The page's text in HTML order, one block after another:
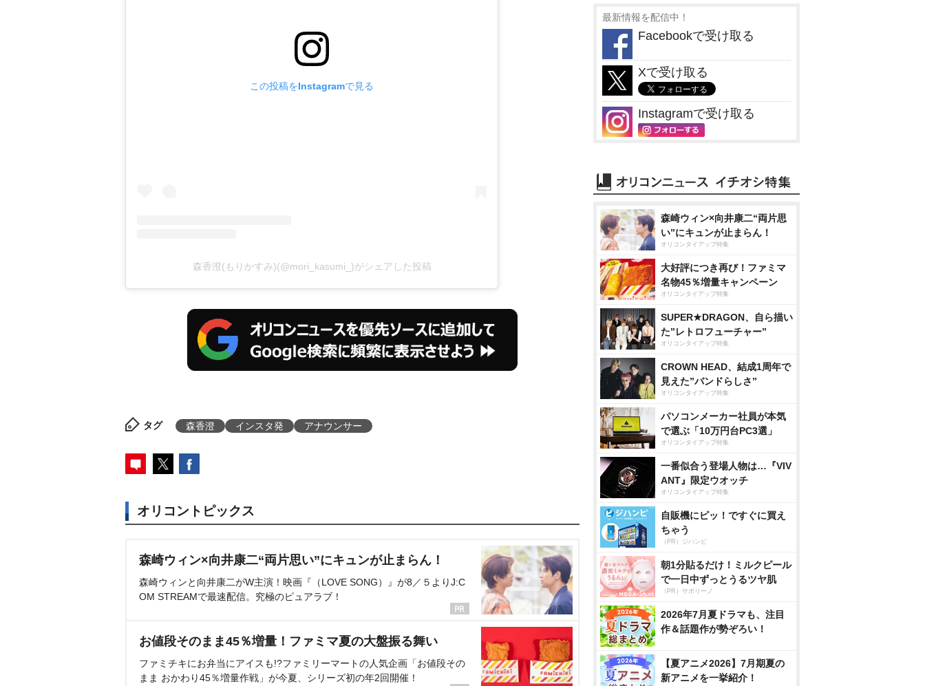
この投稿をInstagramで見る
森香澄(もりかすみ)(@mori_kasumi_)がシェアした投稿
タグ 森香澄 インスタ発 アナウンサー
オリコントピックス
森崎ウィン×向井康二“両片思い”にキュンが止まらん！
森崎ウィンと向井康二がW主演！映画『（LOVE SONG）』が8／５よりJ:C
OM STREAMで最速配信。究極のピュアラブ！
お値段そのまま45％増量！ファミマ夏の大盤振る舞い
ファミチキにお弁当にアイスも!?ファミリーマートの人気企画「お値段その
まま おかわり45％増量作戦」が今夏、シリーズ初の年2回開催！
最新情報を配信中！
Facebookで受け取る
Xで受け取る
Instagramで受け取る
森崎ウィン×向井康二“両片思
い”にキュンが止まらん！
オリコンタイアップ特集
大好評につき再び！ファミマ
名物45％増量キャンペーン
オリコンタイアップ特集
SUPER★DRAGON、自ら描い
た”レトロフューチャー”
オリコンタイアップ特集
CROWN HEAD、結成1周年で
見えた”バンドらしさ”
オリコンタイアップ特集
パソコンメーカー社員が本気
で選ぶ「10万円台PC3選」
オリコンタイアップ特集
一番似合う登場人物は…『VIV
ANT』限定ウオッチ
オリコンタイアップ特集
自販機にピッ！ですぐに買え
ちゃう
（PR）ジハンピ
朝1分貼るだけ！ミルクピール
で一日中ずっとうるツヤ肌
（PR）サボリーノ
2026年7月夏ドラマも、注目
作＆話題作が勢ぞろい！
【夏アニメ2026】7月期夏の
新アニメを一挙紹介！